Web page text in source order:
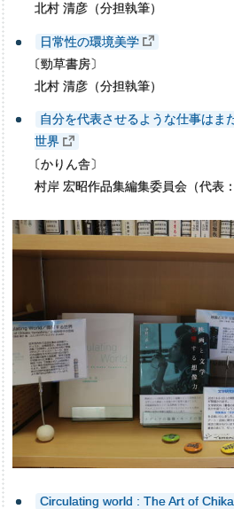
北村 清彦（分担執筆）
日常性の環境美学
〔勁草書房〕
北村 清彦（分担執筆）
自分を代表させるような仕事はま
世界
〔かりん舎〕
村岸 宏昭作品集編集委員会（代表
Circulating world : The Art of